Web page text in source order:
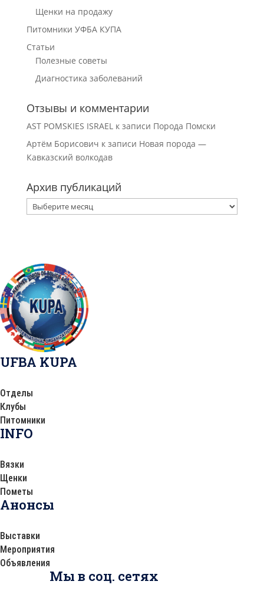
Щенки на продажу
Питомники УФБА КУПА
Статьи
Полезные советы
Диагностика заболеваний
Отзывы и комментарии
AST POMSKIES ISRAELк записи Порода Помски
Артём Борисович к записи Новая порода —
Кавказский волкодав
Архив публикаций
Архив
публикаций
UFBA KUPA
Отделы
Клубы
Питомники
INFO
Вязки
Щенки
Пометы
Анонсы
Выставки
Мероприятия
Объявления
Мы в соц. сетях